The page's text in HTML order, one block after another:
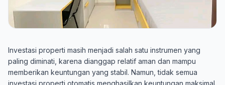
Investasi properti masih menjadi salah satu instrumen yang
paling diminati, karena dianggap relatif aman dan mampu
memberikan keuntungan yang stabil. Namun, tidak semua
investasi properti otomatis menghasilkan keuntungan maksimal.